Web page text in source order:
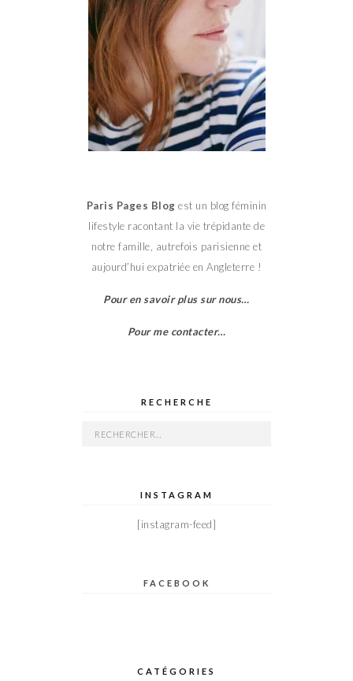
Paris Pages Blog est un blog féminin
lifestyle racontant la vie trépidante de
notre famille, autrefois parisienne et
aujourd’hui expatriée en Angleterre !
Pour en savoir plus sur nous…
Pour me contacter…
RECHERCHE
Rechercher :
INSTAGRAM
[instagram-feed]
FACEBOOK
CATÉGORIES